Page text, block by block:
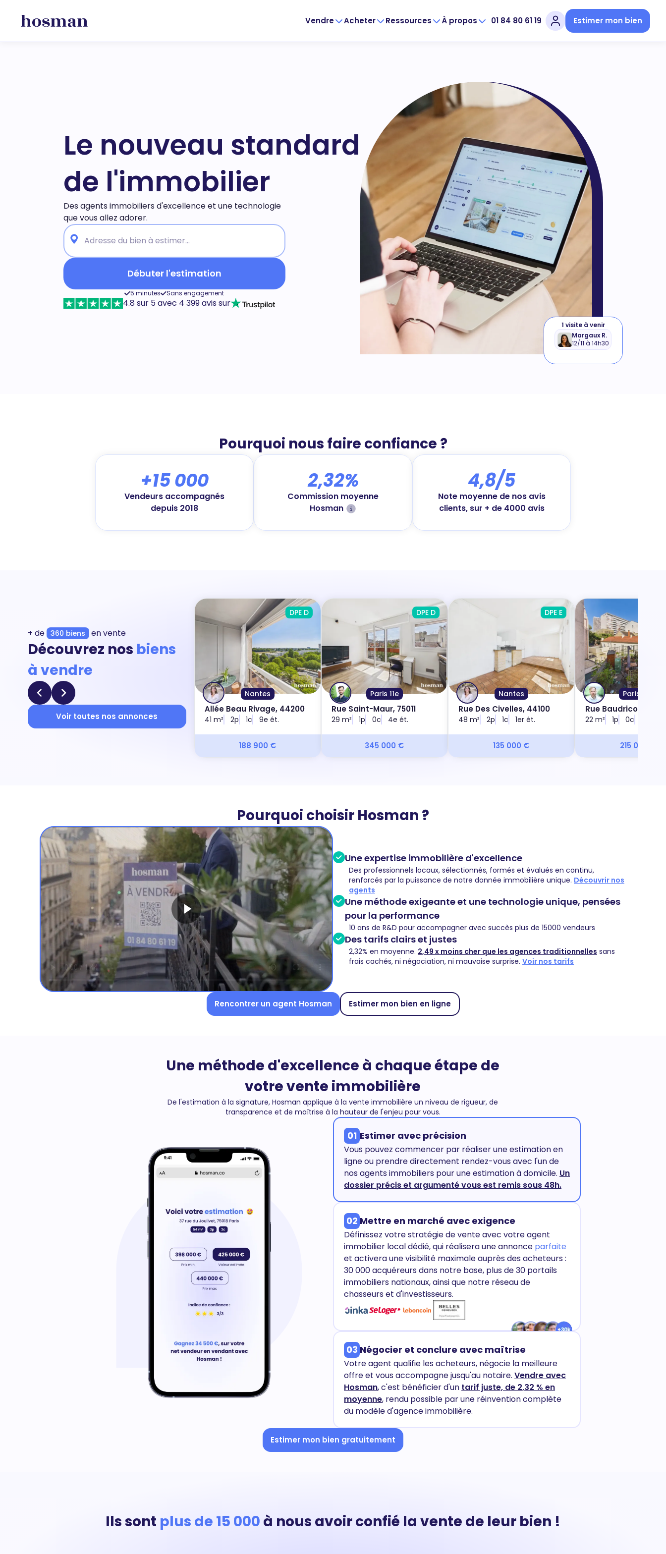
Vendre Acheter Ressources À propos 01 84 80 61 19 Estimer mon bien
Le nouveau standard
de l'immobilier
Des agents immobiliers d'excellence et une technologie
que vous allez adorer.
Débuter l'estimation
5 minutes Sans engagement
4.8 sur 5 avec 4 399 avis sur
1 visite à venir
Margaux R.
12/11 à 14h30
Pourquoi nous faire confiance ?
+15 000
Vendeurs accompagnés
depuis 2018
2,32%
Commission moyenne
Hosman
4,8/5
Note moyenne de nos avis
clients, sur + de 4000 avis
+ de 360 biens en vente
Découvrez nos biens
à vendre
Voir toutes nos annonces
Nantes
DPE D
Allée Beau Rivage, 44200
41 m² 2p 1c 9e ét.
188 900 €
Paris 11e
DPE D
Rue Saint-Maur, 75011
29 m² 1p 0c 4e ét.
345 000 €
Nantes
DPE E
Rue Des Civelles, 44100
48 m² 2p 1c 1er ét.
135 000 €
Paris 13e
Rue Baudricourt,
22 m² 1p 0c
215 000 €
Pourquoi choisir Hosman ?
Une expertise immobilière d'excellence
Des professionnels locaux, sélectionnés, formés et évalués en continu,
renforcés par la puissance de notre donnée immobilière unique. Découvrir nos
agents
Une méthode exigeante et une technologie unique, pensées
pour la performance
10 ans de R&D pour accompagner avec succès plus de 15000 vendeurs
Des tarifs clairs et justes
2,32% en moyenne. 2,49 x moins cher que les agences traditionnelles sans
frais cachés, ni négociation, ni mauvaise surprise. Voir nos tarifs
Rencontrer un agent Hosman Estimer mon bien en ligne
Une méthode d'excellence à chaque étape de
votre vente immobilière
De l'estimation à la signature, Hosman applique à la vente immobilière un niveau de rigueur, de
transparence et de maîtrise à la hauteur de l'enjeu pour vous.
01 Estimer avec précision
Vous pouvez commencer par réaliser une estimation en
ligne ou prendre directement rendez-vous avec l'un de
nos agents immobiliers pour une estimation à domicile. Un
dossier précis et argumenté vous est remis sous 48h.
02 Mettre en marché avec exigence
Définissez votre stratégie de vente avec votre agent
immobilier local dédié, qui réalisera une annonce parfaite
et activera une visibilité maximale auprès des acheteurs :
30 000 acquéreurs dans notre base, plus de 30 portails
immobiliers nationaux, ainsi que notre réseau de
chasseurs et d'investisseurs.
03 Négocier et conclure avec maîtrise
Votre agent qualifie les acheteurs, négocie la meilleure
offre et vous accompagne jusqu'au notaire. Vendre avec
Hosman, c'est bénéficier d'un tarif juste, de 2,32 % en
moyenne, rendu possible par une réinvention complète
du modèle d'agence immobilière.
Estimer mon bien gratuitement
Ils sont plus de 15 000 à nous avoir confié la vente de leur bien !